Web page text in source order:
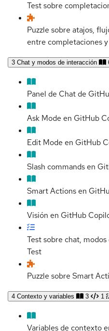
Test sobre
Puzzle sobre atajos,
entre completaciones
3 Chat y modos de interacción
Panel de Chat de
Ask Mode en GitHub
Edit Mode en GitHub
Slash commands en
Smart Actions en
Visión en GitHub
Test sobre chat,
Test
Puzzle sobre Smart
4 Contexto y variables 3 1
Variables de contexto